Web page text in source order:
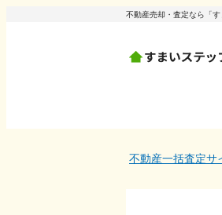
不動産売却・査定なら「
不動産一括査定サ